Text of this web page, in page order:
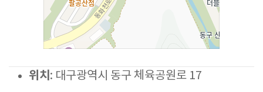
위치 : 대구광역시 동구 체육공원로 17